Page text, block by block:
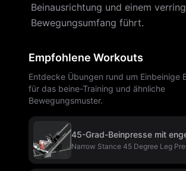
Beinausrichtung und einem
Bewegungsumfang führt.
Empfohlene Workouts
Entdecke Übungen rund um Einbeinige
für das beine-Training und ähnliche
Bewegungsmuster.
45-Grad-Beinpresse mit
Narrow Stance 45 Degree Leg